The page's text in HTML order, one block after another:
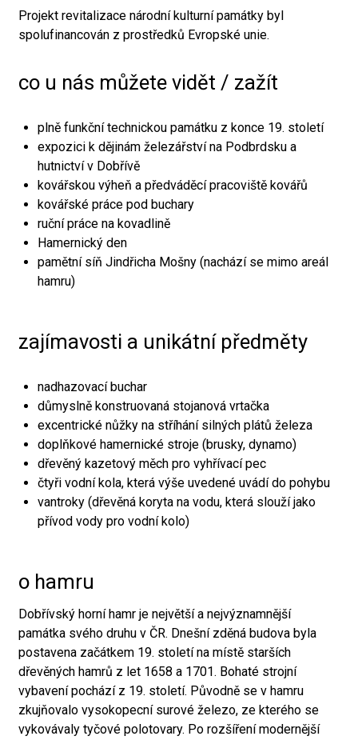
Projekt revitalizace národní kulturní památky byl
spolufinancován z prostředků Evropské unie.
co u nás můžete vidět / zažít
plně funkční technickou památku z konce 19. století
expozici k dějinám železářství na Podbrdsku a
hutnictví v Dobřívě
kovářskou výheň a předváděcí pracoviště kovářů
kovářské práce pod buchary
ruční práce na kovadlině
Hamernický den
pamětní síň Jindřicha Mošny (nachází se mimo areál
hamru)
zajímavosti a unikátní předměty
nadhazovací buchar
důmyslně konstruovaná stojanová vrtačka
excentrické nůžky na stříhání silných plátů železa
doplňkové hamernické stroje (brusky, dynamo)
dřevěný kazetový měch pro vyhřívací pec
čtyři vodní kola, která výše uvedené uvádí do pohybu
vantroky (dřevěná koryta na vodu, která slouží jako
přívod vody pro vodní kolo)
o hamru
Dobřívský horní hamr je největší a nejvýznamnější
památka svého druhu v ČR. Dnešní zděná budova byla
postavena začátkem 19. století na místě starších
dřevěných hamrů z let 1658 a 1701. Bohaté strojní
vybavení pochází z 19. století. Původně se v hamru
zkujňovalo vysokopecní surové železo, ze kterého se
vykovávaly tyčové polotovary. Po rozšíření modernější